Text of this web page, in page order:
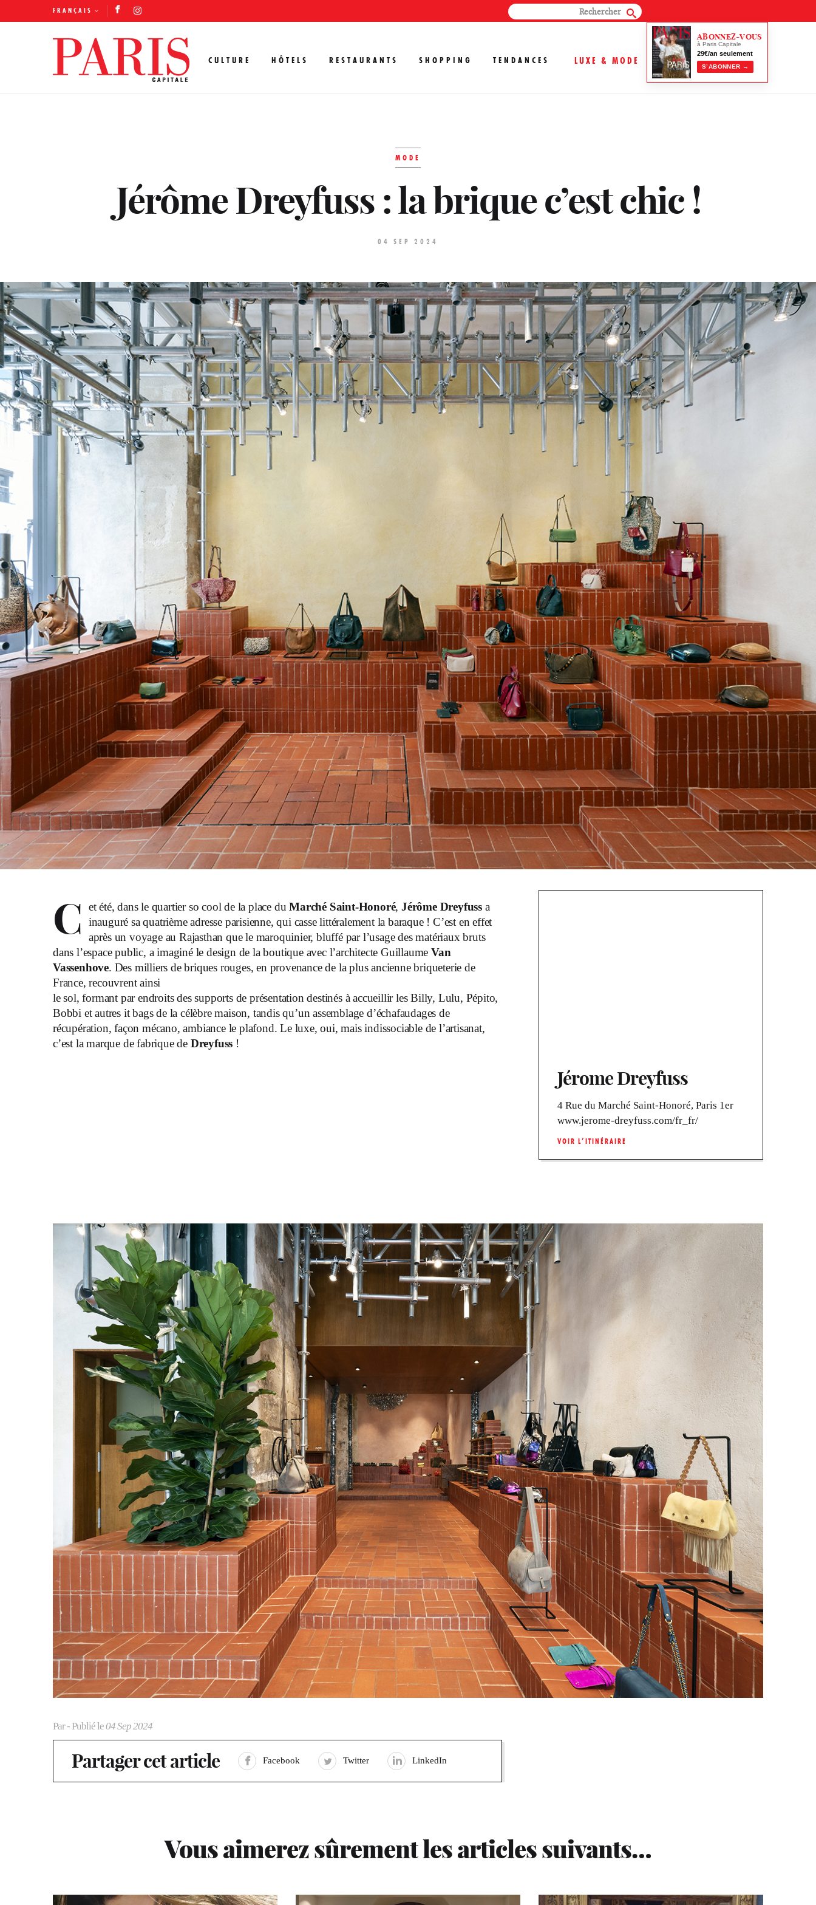
FRANÇAIS
CULTURE HÔTELS RESTAURANTS SHOPPING TENDANCES LUXE & MODE
ABONNEZ-VOUS
à Paris Capitale
29€/an seulement
S’ABONNER →
MODE
Jérôme Dreyfuss : la brique c’est chic !
04 SEP 2024
C et été, dans le quartier so cool de la place duMarché Saint-Honoré,Jérôme Dreyfuss a
inauguré sa quatrième adresse parisienne, qui casse littéralement la baraque ! C’est en effet
après un voyage au Rajasthan que le maroquinier, bluffé par l’usage des matériaux bruts
dans l’espace public, a imaginé le design de la boutique avec l’architecte Guillaume Van
Vassenhove. Des milliers de briques rouges, en provenance de la plus ancienne briqueterie de
France, recouvrent ainsi
le sol, formant par endroits des supports de présentation destinés à accueillir les Billy, Lulu, Pépito,
Bobbi et autres it bags de la célèbre maison, tandis qu’un assemblage d’échafaudages de
récupération, façon mécano, ambiance le plafond. Le luxe, oui, mais indissociable de l’artisanat,
c’est la marque de fabrique de Dreyfuss !
Jérome Dreyfuss
4 Rue du Marché Saint-Honoré, Paris 1er
www.jerome-dreyfuss.com/fr_fr/
VOIR L’ITINÉRAIRE
Par- Publié le04 Sep 2024
Partager cet article Facebook Twitter LinkedIn
Vous aimerez sûrement les articles suivants…